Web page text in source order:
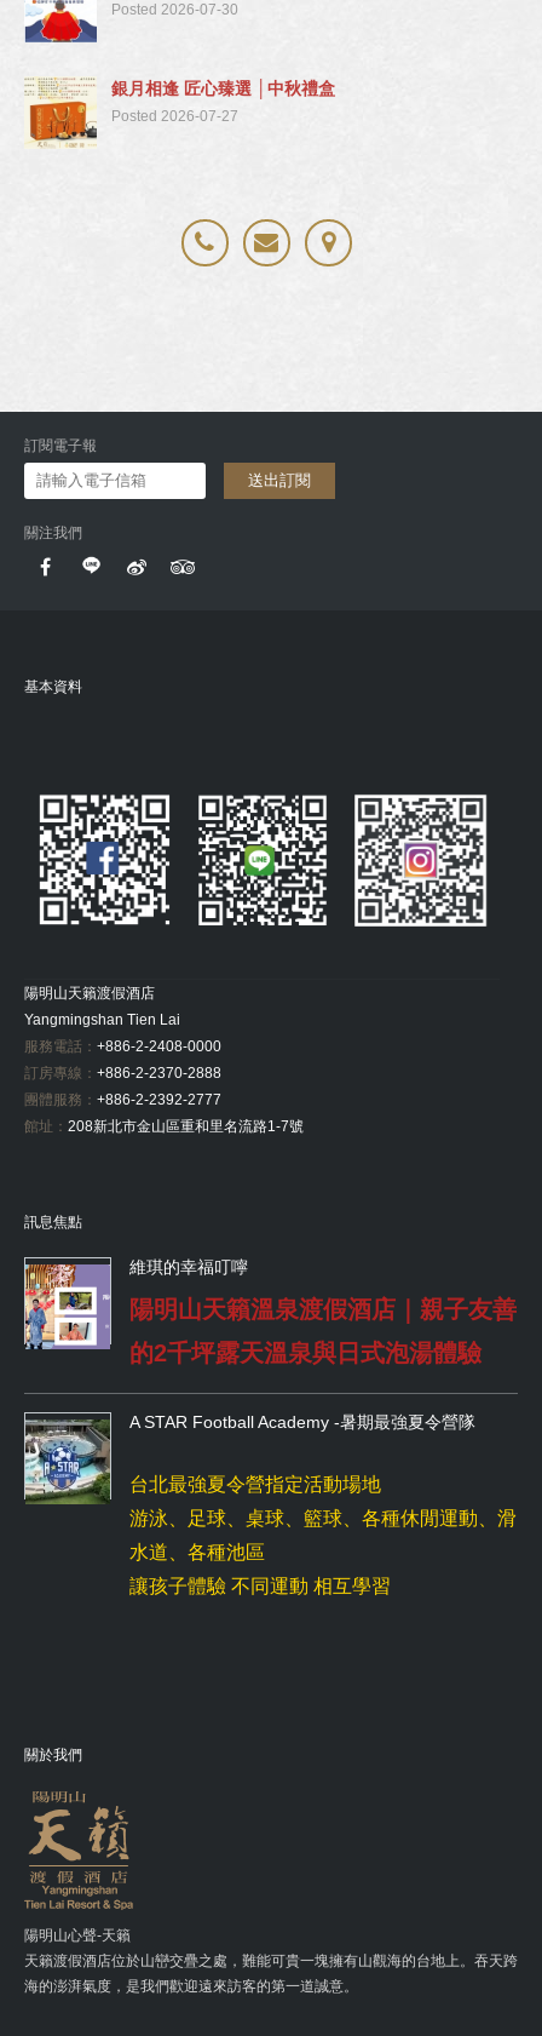
Posted 2026-07-30
銀月相逢 匠心臻選 │中秋禮盒
Posted 2026-07-27
訂閱電子報
送出訂閱
關注我們
基本資料
陽明山天籟渡假酒店
Yangmingshan Tien Lai
服務電話： +886-2-2408-0000
訂房專線： +886-2-2370-2888
團體服務： +886-2-2392-2777
館址： 208新北市金山區重和里名流路1-7號
訊息焦點
維琪的幸福叮嚀
陽明山天籟溫泉渡假酒店｜親子友善
的2千坪露天溫泉與日式泡湯體驗
A STAR Football Academy -暑期最強夏令營隊
台北最強夏令營指定活動場地
游泳、足球、桌球、籃球、各種休閒運動、滑
水道、各種池區
讓孩子體驗 不同運動 相互學習
關於我們
陽明山心聲-天籟
天籟渡假酒店位於山巒交疊之處，難能可貴一塊擁有山觀海的台地上。吞天跨
海的澎湃氣度，是我們歡迎遠來訪客的第一道誠意。